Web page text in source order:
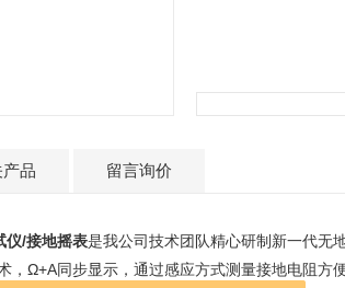
品 留言询价
仪/接地摇表是我公司技术团队精心研制新一代无
，Ω+A同步显示，通过感应方式测量接地电阻方